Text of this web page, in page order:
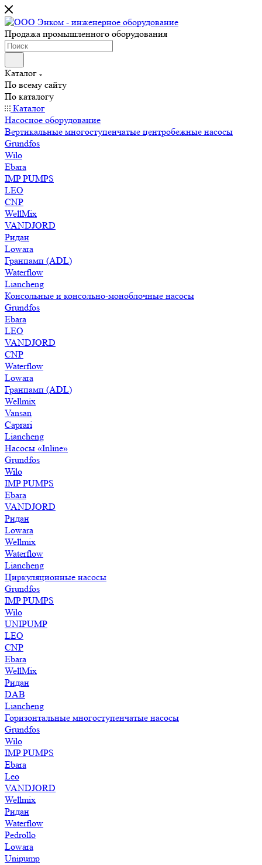
Продажа промышленного оборудования
Каталог
По всему сайту
По каталогу
Каталог
Насосное оборудование
Вертикальные многоступенчатые центробежные насосы
Grundfos
Wilo
Ebara
IMP PUMPS
LEO
CNP
WellMix
VANDJORD
Ридан
Lowara
Гранпамп (ADL)
Waterflow
Liancheng
Консольные и консольно-моноблочные насосы
Grundfos
Ebara
LEO
VANDJORD
CNP
Waterflow
Lowara
Гранпамп (ADL)
Wellmix
Vansan
Caprari
Liancheng
Насосы «Inline»
Grundfos
Wilo
IMP PUMPS
Ebara
VANDJORD
Ридан
Lowara
Wellmix
Waterflow
Liancheng
Циркуляционные насосы
Grundfos
IMP PUMPS
Wilo
UNIPUMP
LEO
CNP
Ebara
WellMix
Ридан
DAB
Liancheng
Горизонтальные многоступенчатые насосы
Grundfos
Wilo
IMP PUMPS
Ebara
Leo
VANDJORD
Wellmix
Ридан
Waterflow
Pedrollo
Lowara
Unipump